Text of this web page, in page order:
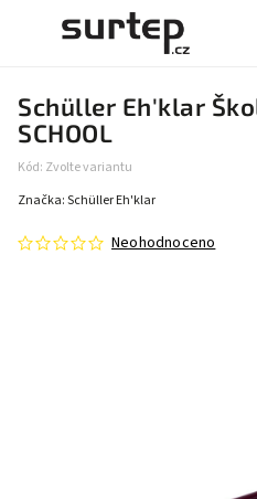
Schüller Eh'klar
SCHOOL
Kód: Zvolte variantu
Neohodnoceno
Značka:Schüller Eh'klar